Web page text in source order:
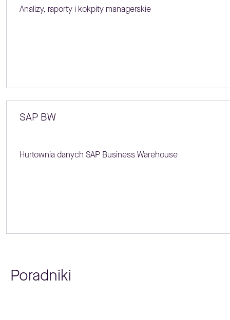
Analizy, raporty i kokpity managerskie
SAP BW
Hurtownia danych SAP Business Warehouse
Poradniki